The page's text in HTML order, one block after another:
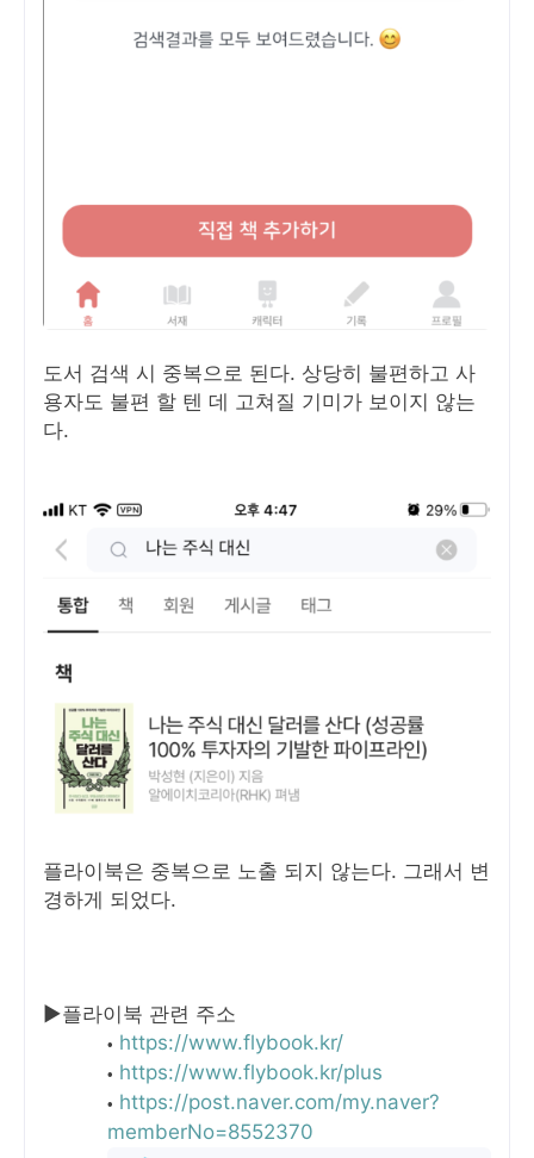
도서 검색 시 중복으로 된다. 상당히 불편하고 사
용자도 불편 할 텐 데 고쳐질 기미가 보이지 않는
다.
플라이북은 중복으로 노출 되지 않는다. 그래서 변
경하게 되었다.
▶플라이북 관련 주소
https://www.flybook.kr/
https://www.flybook.kr/plus
https://post.naver.com/my.naver?
memberNo=8552370